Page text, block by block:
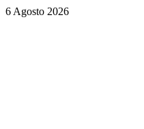
6 Agosto 2026